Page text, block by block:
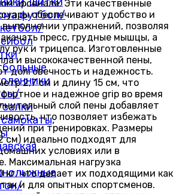
футбол/
арсенале. Эти качественные
обеспечивают удобство и
выполнении упражнений, позволяя
пресс, грудные мышцы, а
рук и трицепса. Изготовленные
и высококачественной пены,
долговечность и надежность.
2,7 см и длину 15 см, что
и надежное grip во время
слой пены добавляет
что позволяет избежать
при тренировках. Размеры
см) идеально подходят для
условиях или в
Максимальная нагрузка
кг, что делает их подходящими как
и для опытных спортсменов.